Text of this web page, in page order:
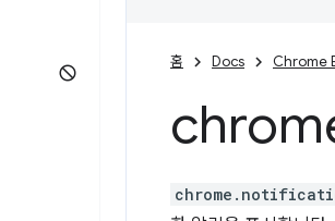
홈 Docs Chrome